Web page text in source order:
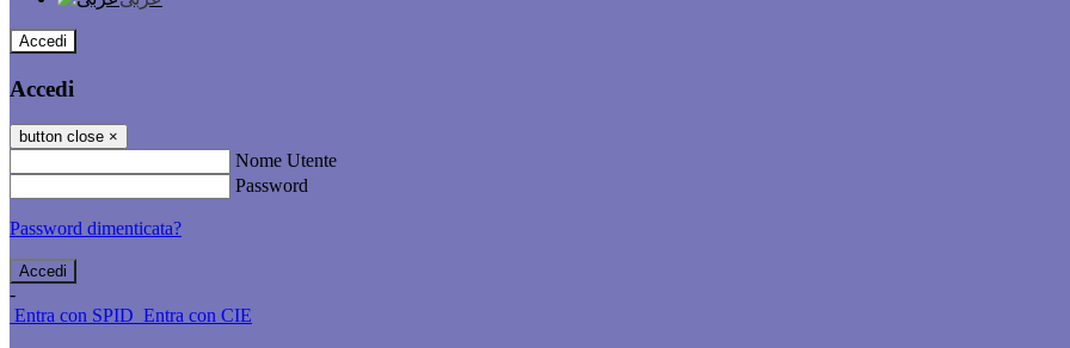
Accedi
Accedi
button close ×
Nome Utente
Password
Password dimenticata?
-
Entra con SPID Entra con CIE